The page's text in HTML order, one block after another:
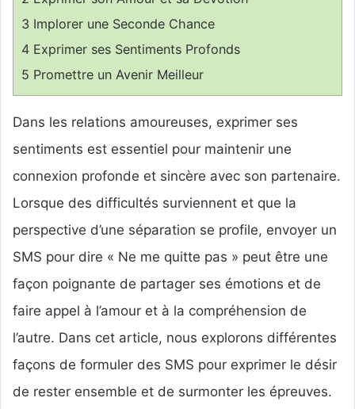
3 Implorer une Seconde Chance
4 Exprimer ses Sentiments Profonds
5 Promettre un Avenir Meilleur
Dans les relations amoureuses, exprimer ses
sentiments est essentiel pour maintenir une
connexion profonde et sincère avec son partenaire.
Lorsque des difficultés surviennent et que la
perspective d’une séparation se profile, envoyer un
SMS pour dire « Ne me quitte pas » peut être une
façon poignante de partager ses émotions et de
faire appel à l’amour et à la compréhension de
l’autre. Dans cet article, nous explorons différentes
façons de formuler des SMS pour exprimer le désir
de rester ensemble et de surmonter les épreuves.